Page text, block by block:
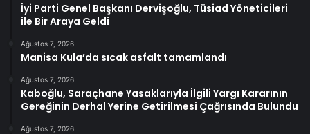
İyi Parti Genel Başkanı Dervişoğlu, Tüsiad Yöneticileri
ile Bir Araya Geldi
Ağustos 7, 2026
Manisa Kula’da sıcak asfalt tamamlandı
Ağustos 7, 2026
Kaboğlu, Saraçhane Yasaklarıyla İlgili Yargı Kararının
Gereğinin Derhal Yerine Getirilmesi Çağrısında Bulundu
Ağustos 7, 2026